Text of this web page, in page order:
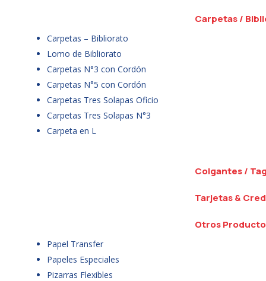
Carpetas /
Carpetas – Bibliorato
Lomo de Bibliorato
Carpetas N°3 con Cordón
Carpetas N°5 con Cordón
Carpetas Tres Solapas Oficio
Carpetas Tres Solapas N°3
Carpeta en L
Colgantes /
Tarjetas &
Otros
Papel Transfer
Papeles Especiales
Pizarras Flexibles